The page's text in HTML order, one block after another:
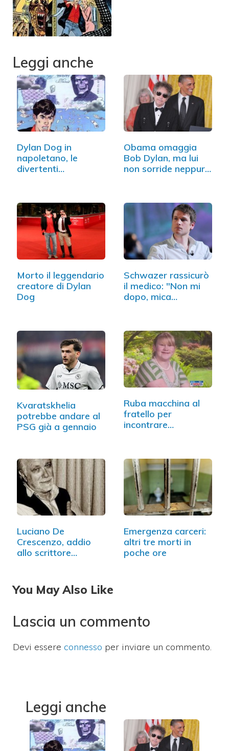
Leggi anche
Dylan Dog in
napoletano, le
divertenti
Obama omaggia
Bob Dylan, ma lui
non sorride neppure
Morto il leggendario
creatore di Dylan
Dog
Schwazer rassicurò
il medico: "Non mi
dopo, mica…
Kvaratskhelia
potrebbe andare al
PSG già a gennaio
Ruba macchina al
fratello per
incontrare
Luciano De
Crescenzo, addio
allo scrittore
Emergenza carceri:
altri tre morti in
poche ore
You May Also Like
Lascia un commento
Devi essere connesso per inviare un commento.
Leggi anche